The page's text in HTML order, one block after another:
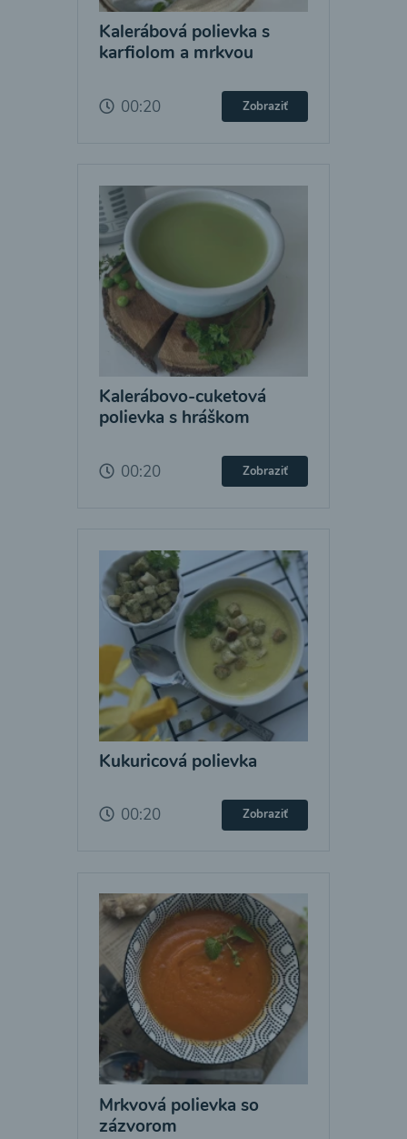
Kalerábová polievka s
karfiolom a mrkvou
00:20 Zobraziť
Kalerábovo-cuketová
polievka s hráškom
00:20 Zobraziť
Kukuricová polievka
00:20 Zobraziť
Mrkvová polievka so
zázvorom